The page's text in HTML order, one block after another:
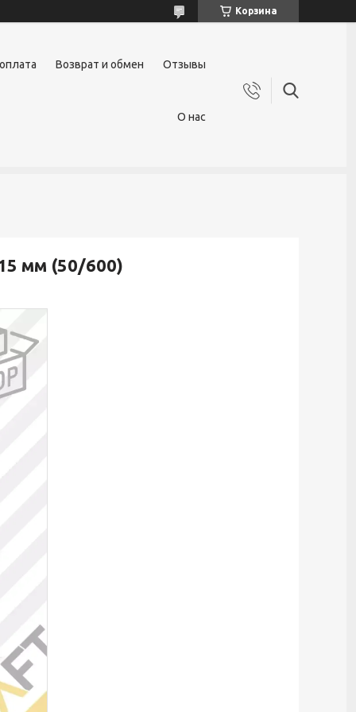
Корзина
Возврат и обмен Отзывы
О нас
мм (50/600)